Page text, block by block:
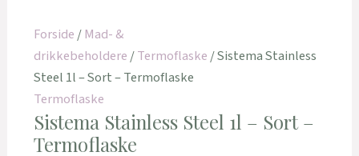
Forside/Mad- &
drikkebeholdere/Termoflaske/ Sistema Stainless
Steel 1l – Sort – Termoflaske
Termoflaske
Sistema Stainless Steel 1l – Sort –
Termoflaske